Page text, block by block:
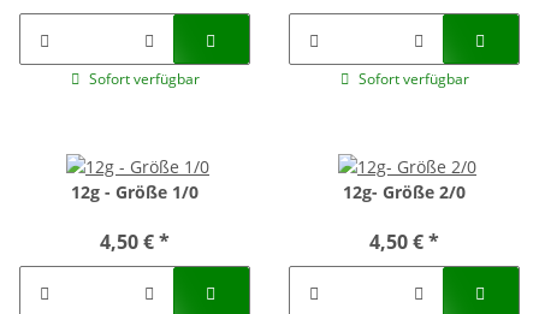
Sofort verfügbar Sofort verfügbar
12g - Größe 1/0
4,50 €*
12g- Größe 2/0
4,50 €*